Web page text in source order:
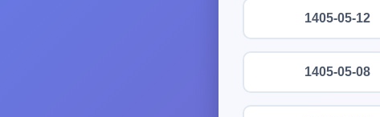
1405-05-12
1405-05-08